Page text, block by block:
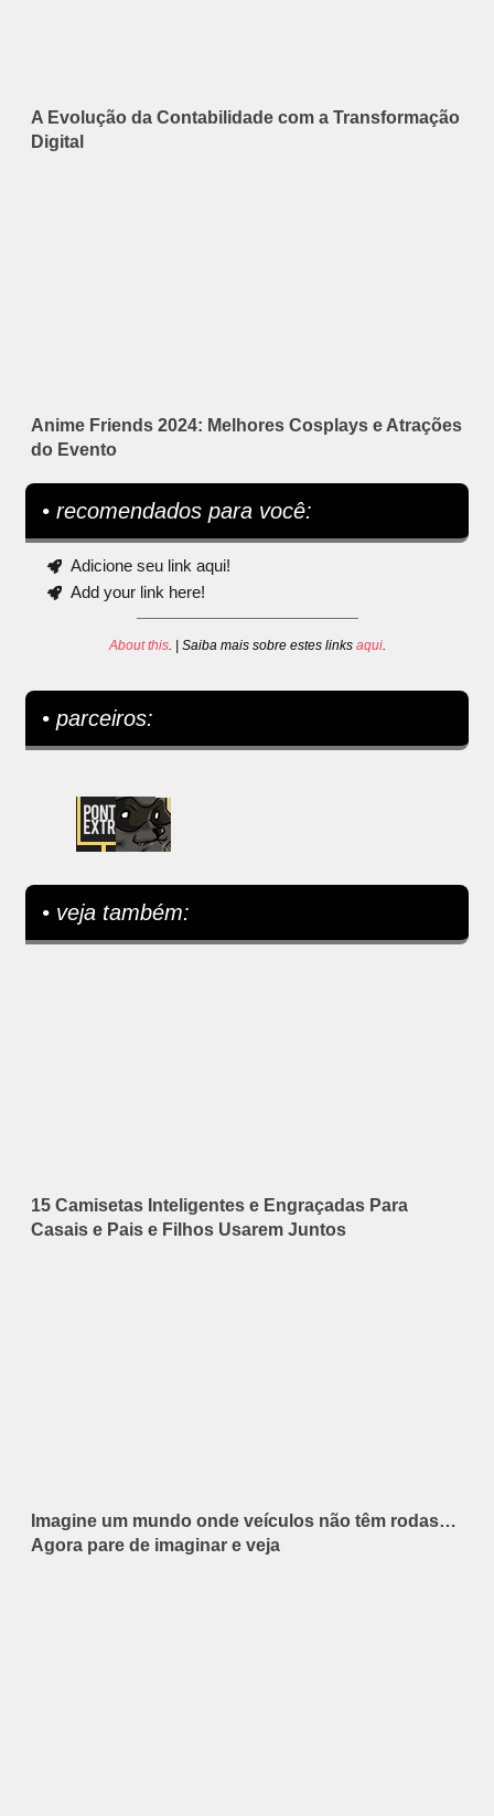
A Evolução da Contabilidade com a Transformação
Digital
Anime Friends 2024: Melhores Cosplays e Atrações
do Evento
• recomendados para você:
Adicione seu link aqui!
Add your link here!
About this. | Saiba mais sobre estes links aqui.
• parceiros:
• veja também:
15 Camisetas Inteligentes e Engraçadas Para
Casais e Pais e Filhos Usarem Juntos
Imagine um mundo onde veículos não têm rodas…
Agora pare de imaginar e veja